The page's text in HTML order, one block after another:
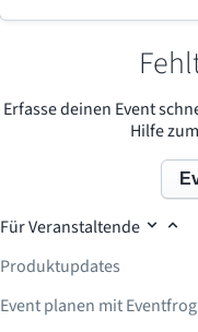
Erfasse deinen Event
Hilfe
Für Veranstaltende
Produktupdates
Event planen mit Eventfrog